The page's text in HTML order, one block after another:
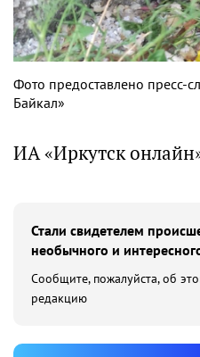
Фото предоставлено пресс-
Байкал»
ИА «Иркутск
Стали свидетелем
необычного и
Сообщите, пожалуйста, об
редакцию